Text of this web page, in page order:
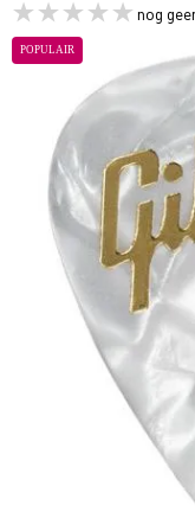
nog
POPULAIR